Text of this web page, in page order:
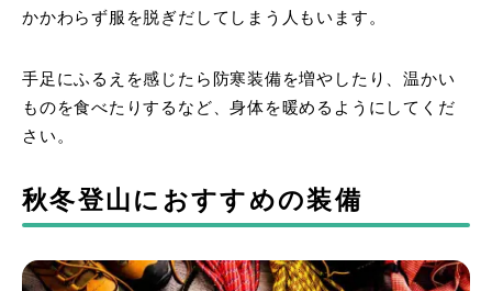
かかわらず服を脱ぎだしてしまう人もいます。
手足にふるえを感じたら防寒装備を増やしたり、温かい
ものを食べたりするなど、身体を暖めるようにしてくだ
さい。
秋冬登山におすすめの装備